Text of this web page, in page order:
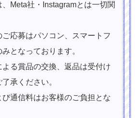
Meta社・Instagramとは一切関
応募はパソコン、スマートフ
となっております。
る賞品の交換、返品は受付け
承ください。
通信料はお客様のご負担とな